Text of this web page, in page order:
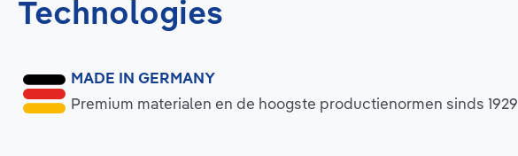
Technologies
MADE IN GERMANY
Premium materialen en de hoogste productienormen sinds 1929